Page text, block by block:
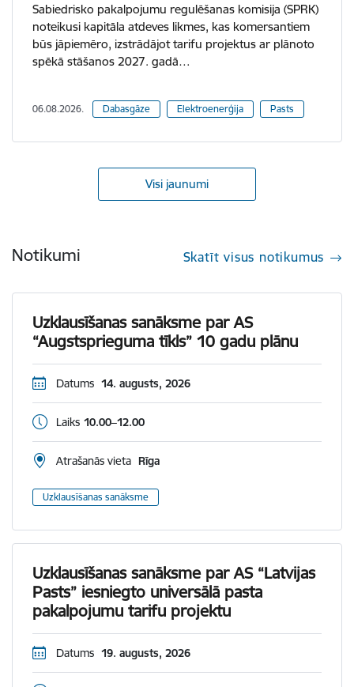
Sabiedrisko pakalpojumu regulēšanas komisija (SPRK)
noteikusi kapitāla atdeves likmes, kas komersantiem
būs jāpiemēro, izstrādājot tarifu projektus ar plānoto
spēkā stāšanos 2027. gadā…
06.08.2026. Dabasgāze Elektroenerģija Pasts
Visi jaunumi
Notikumi Skatīt visus notikumus
Uzklausīšanas sanāksme par AS
“Augstsprieguma tīkls” 10 gadu plānu
Datums 14. augusts, 2026
Laiks 10.00–12.00
Atrašanās vieta Rīga
Uzklausīšanas sanāksme
Uzklausīšanas sanāksme par AS “Latvijas
Pasts” iesniegto universālā pasta
pakalpojumu tarifu projektu
Datums 19. augusts, 2026